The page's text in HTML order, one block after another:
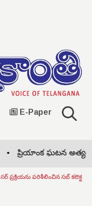
E-Paper
ప్రియాంక ఘటన అత్యంత
సర్ ప్రక్రియను పరిశీలించిన సబ్ కలెక్టర్